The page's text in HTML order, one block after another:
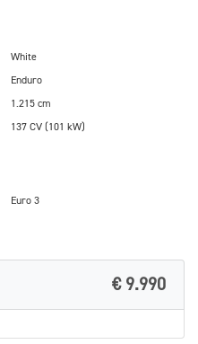
White
Enduro
1.215 cm
137 CV (101 kW)
Euro 3
€ 9.990